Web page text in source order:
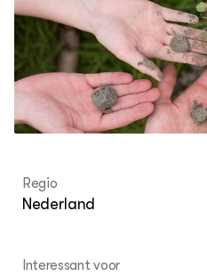
Regio
Nederland
Interessant voor